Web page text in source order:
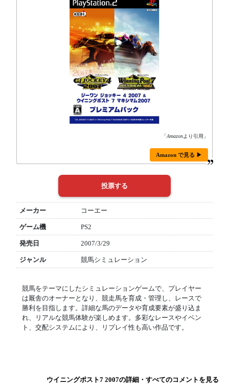
「Amazonより引用」
Amazon で見る ▶
メーカー コーエー
ゲーム機 PS2
発売日 2007/3/29
ジャンル 競馬シミュレーション
競馬をテーマにしたシミュレーションゲームで、プレイヤー
は厩舎のオーナーとなり、競走馬を育成・管理し、レースで
勝利を目指します。詳細な馬のデータや育成要素が盛り込ま
れ、リアルな競馬体験が楽しめます。多彩なレースやイベン
ト、交配システムにより、リプレイ性も高い作品です。
ウイニングポスト7 2007の詳細・すべてのコメントを見る